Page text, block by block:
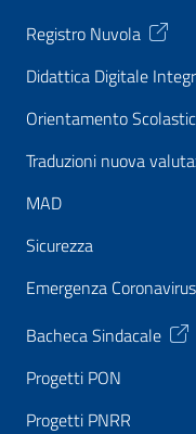
Registro Nuvola
Didattica Digitale
Orientamento
Traduzioni nuova
MAD
Sicurezza
Emergenza Coronavirus
Bacheca Sindacale
Progetti PON
Progetti PNRR